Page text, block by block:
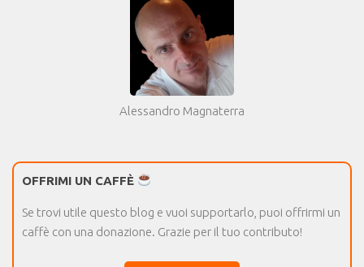
Alessandro Magnaterra
OFFRIMI UN CAFFÈ
Se trovi utile questo blog e vuoi supportarlo, puoi offrirmi un
caffè con una donazione. Grazie per il tuo contributo!